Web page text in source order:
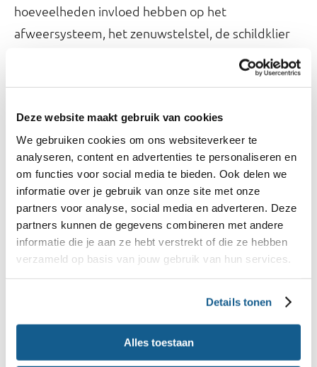
Deze website maakt gebruik van cookies
We gebruiken cookies om ons websiteverkeer te
analyseren, content en advertenties te personaliseren en
om functies voor social media te bieden. Ook delen we
informatie over je gebruik van onze site met onze
partners voor analyse, social media en adverteren. Deze
partners kunnen de gegevens combineren met andere
informatie die je aan ze hebt verstrekt of die ze hebben
verzameld op basis van jouw gebruik van hun services.
Details tonen
Alles toestaan
hoeveelheden invloed hebben op het
afweersysteem, het zenuwstelstel, de schildklier
en de voorplanting. Ook is er een verband met een
komt doordat deze stoffen kunnen doordringen
tot de kern van de lichaamscellen. In de cellen
kunnen ze de celdeling beïnvloeden.
Langdurige blootstelling aan een kleine
hoeveelheid dioxines of DL-PCB’s zorgt er bij
proefdieren voor dat ze minder weerstand hebben
en minder vruchtbaar zijn. Zo heeft het invloed op